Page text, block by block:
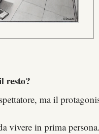
resto?
ma il
vivere in prima